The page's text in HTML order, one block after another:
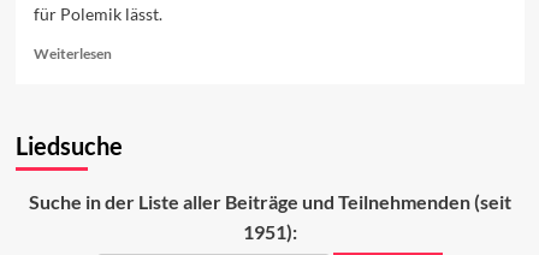
für Polemik lässt.
WeiterlesenRead
oder
Liedsuche
Suche in der Liste aller Beiträge und Teilnehmenden (seit
1951):